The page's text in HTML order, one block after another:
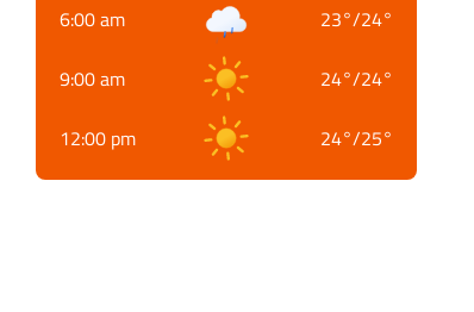
6:00 am 23°/24°
9:00 am 24°/24°
12:00 pm 24°/25°